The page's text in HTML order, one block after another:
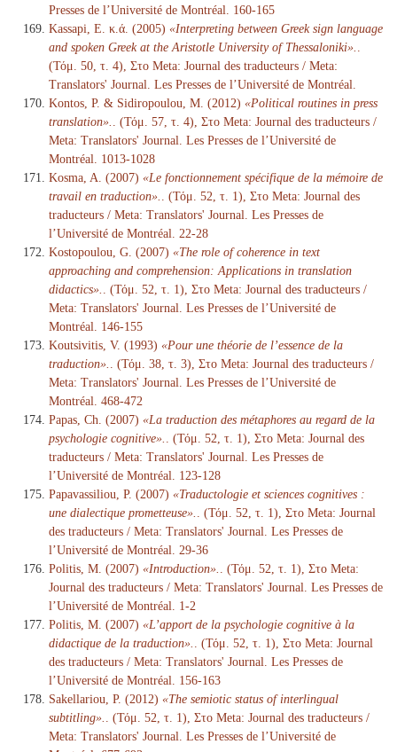
Presses de l’Université de Montréal. 160-165
Kassapi, E. κ.ά. (2005) «Interpreting between Greek sign language
and spoken Greek at the Aristotle University of Thessaloniki».
(Τόμ. 50, τ. 4), Στο Meta: Journal des traducteurs / Meta:
Translators' Journal. Les Presses de l’Université de Montréal.
Kontos, P. & Sidiropoulou, M. (2012) «Political routines in press
translation».
. (Τόμ. 57, τ. 4), Στο Meta: Journal des traducteurs /
Meta: Translators' Journal. Les Presses de l’Université de
Montréal. 1013-1028
Kosma, A. (2007) «Le fonctionnement spécifique de la mémoire de
travail en traduction».
. (Τόμ. 52, τ. 1), Στο Meta: Journal des
traducteurs / Meta: Translators' Journal. Les Presses de
l’Université de Montréal. 22-28
Kostopoulou, G. (2007) «The role of coherence in text
approaching and comprehension: Applications in translation
didactics».
. (Τόμ. 52, τ. 1), Στο Meta: Journal des traducteurs /
Meta: Translators' Journal. Les Presses de l’Université de
Montréal. 146-155
Koutsivitis, V. (1993) «Pour une théorie de l’essence de la
traduction».
. (Τόμ. 38, τ. 3), Στο Meta: Journal des traducteurs /
Meta: Translators' Journal. Les Presses de l’Université de
Montréal. 468-472
Papas, Ch. (2007) «La traduction des métaphores au regard de la
psychologie cognitive».
. (Τόμ. 52, τ. 1), Στο Meta: Journal des
traducteurs / Meta: Translators' Journal. Les Presses de
l’Université de Montréal. 123-128
Papavassiliou, P. (2007) «Traductologie et sciences cognitives :
une dialectique prometteuse».
. (Τόμ. 52, τ. 1), Στο Meta: Journal
des traducteurs / Meta: Translators' Journal. Les Presses de
l’Université de Montréal. 29-36
Politis, M. (2007) «Introduction».
. (Τόμ. 52, τ. 1), Στο Meta:
Journal des traducteurs / Meta: Translators' Journal. Les Presses de
l’Université de Montréal. 1-2
Politis, M. (2007) «L’apport de la psychologie cognitive à la
didactique de la traduction».
. (Τόμ. 52, τ. 1), Στο Meta: Journal
des traducteurs / Meta: Translators' Journal. Les Presses de
l’Université de Montréal. 156-163
Sakellariou, P. (2012) «The semiotic status of interlingual
subtitling».
. (Τόμ. 52, τ. 1), Στο Meta: Journal des traducteurs /
Meta: Translators' Journal. Les Presses de l’Université de